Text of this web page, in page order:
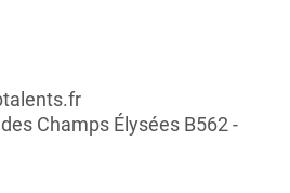
Champs Élysées B562 -